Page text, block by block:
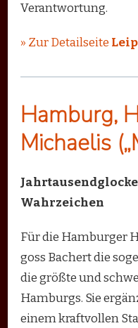
Verantwortung.
» Zur Detailseite
Hamburg,
Michaelis
Wahrzeichen
Für die Hamburger
goss Bachert die
die größte und
Hamburgs. Sie
einem kraftvollen